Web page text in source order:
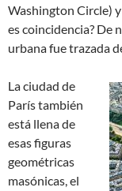
Washington Circle) y
es coincidencia? De
urbana fue trazada
La ciudad de
París también
está llena de
esas figuras
geométricas
masónicas, el